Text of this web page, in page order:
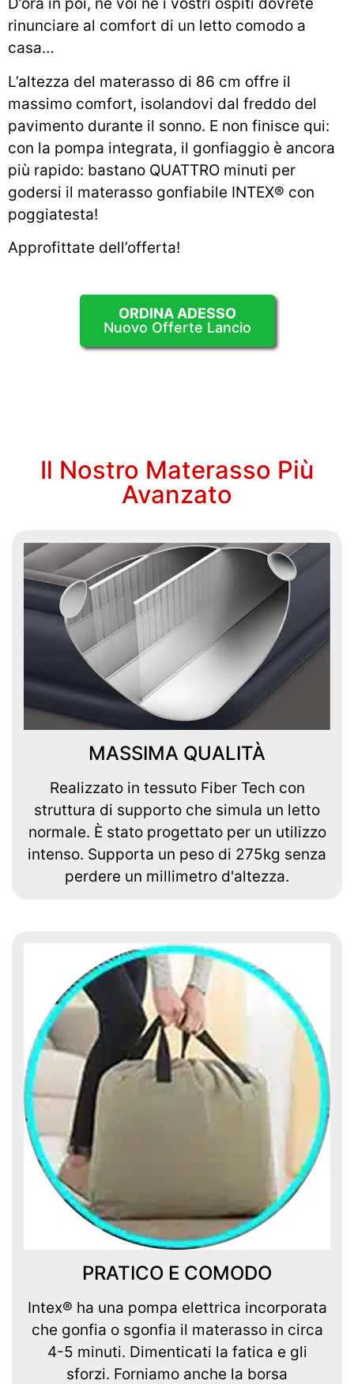
D’ora in poi, né voi né i vostri ospiti dovrete
rinunciare al comfort di un letto comodo a
casa…
L’altezza del materasso di 86 cm offre il
massimo comfort, isolandovi dal freddo del
pavimento durante il sonno. E non finisce qui:
con la pompa integrata, il gonfiaggio è ancora
più rapido: bastano QUATTRO minuti per
godersi il materasso gonfiabile INTEX® con
poggiatesta!
Approfittate dell’offerta!
ORDINA ADESSO
Nuovo Offerte Lancio
Il Nostro Materasso Più
Avanzato
MASSIMA QUALITÀ
Realizzato in tessuto Fiber Tech con
struttura di supporto che simula un letto
normale. È stato progettato per un utilizzo
intenso. Supporta un peso di 275kg senza
perdere un millimetro d'altezza.
PRATICO E COMODO
Intex® ha una pompa elettrica incorporata
che gonfia o sgonfia il materasso in circa
4-5 minuti. Dimenticati la fatica e gli
sforzi. Forniamo anche la borsa